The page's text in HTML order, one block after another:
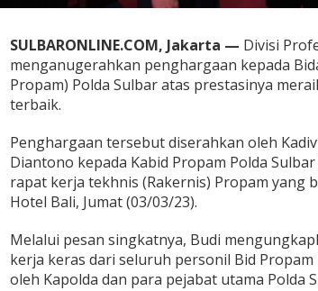
p
a
m
d
a
S
u
a
r
S
SULBARONLINE.COM, Jakarta — Divisi
menganugerahkan penghargaan kepada
Propam) Polda Sulbar atas prestasinya
terbaik.
Penghargaan tersebut diserahkan oleh
Diantono kepada Kabid Propam Polda
rapat kerja tekhnis (Rakernis) Propam yang
Hotel Bali, Jumat (03/03/23).
Melalui pesan singkatnya, Budi
kerja keras dari seluruh personil Bid
oleh Kapolda dan para pejabat utama Polda